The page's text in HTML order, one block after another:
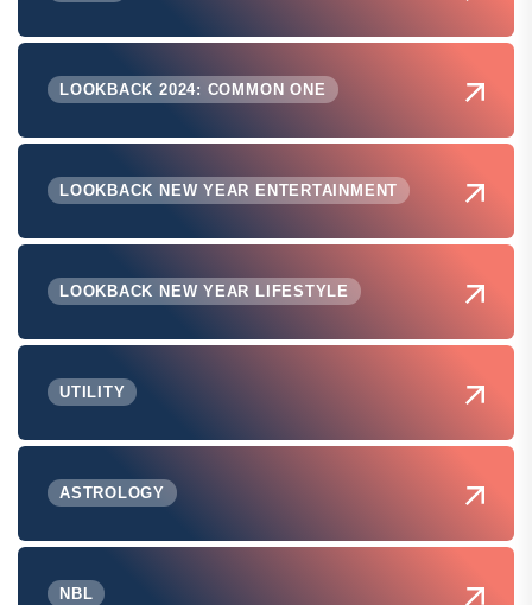
LOOKBACK 2024: COMMON ONE
LOOKBACK NEW YEAR ENTERTAINMENT
LOOKBACK NEW YEAR LIFESTYLE
UTILITY
ASTROLOGY
NBL